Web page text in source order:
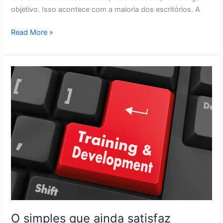
objetivo. Isso acontece com a maioria dos escritórios. A
Read More »
O simples que ainda satisfaz
O
simples
que
satisfaz